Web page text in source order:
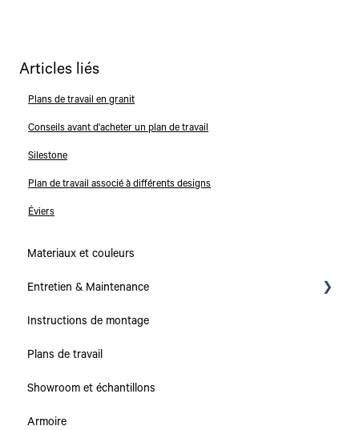
Articles liés
Plans de travail en granit
Conseils avant d'acheter un plan de travail
Silestone
Plan de travail associé à différents designs
Éviers
Materiaux et couleurs
Entretien & Maintenance
Collections
Plans de travail
Caissons & Tiroirs
Instructions de montage
Plans de travail
Showroom et échantillons
Armoire